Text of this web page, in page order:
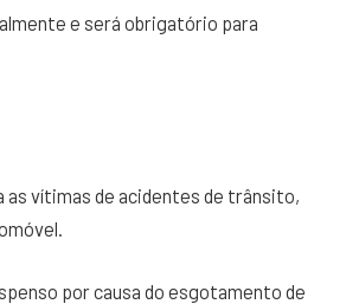
e será obrigatório para
as vítimas de acidentes de trânsito,
por causa do esgotamento de